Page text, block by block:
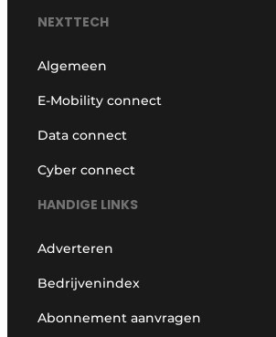
NEXTTECH
Algemeen
E-Mobility connect
Data connect
Cyber connect
HANDIGE LINKS
Adverteren
Bedrijvenindex
Abonnement aanvragen